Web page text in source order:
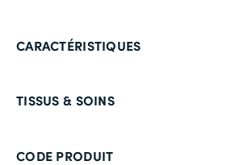
CARACTÉRISTIQUES
TISSUS & SOINS
CODE PRODUIT